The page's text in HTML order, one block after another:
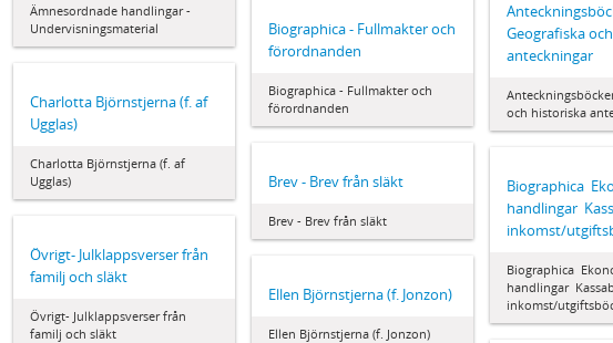
Ämnesordnade handlingar -
Undervisningsmaterial
Geografiska
anteckningar
och historiska
Biographica - Fullmakter och
förordnanden
Biographica - Fullmakter och
förordnanden
Charlotta Björnstjerna (f. af
Ugglas)
Charlotta Björnstjerna (f. af
Ugglas)
Brev - Brev från släkt
Brev - Brev från släkt
Biographica 
handlingar 
inkomst/
Biographica 
handlingar 
inkomst/
Övrigt- Julklappsverser från
familj och släkt
Övrigt- Julklappsverser från
familj och släkt
Ellen Björnstjerna (f. Jonzon)
Ellen Björnstjerna (f. Jonzon)